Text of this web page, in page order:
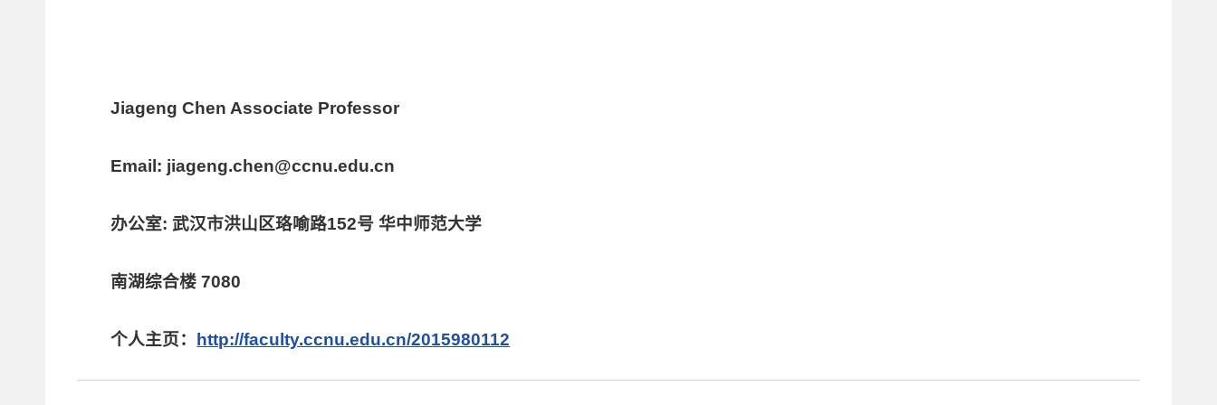
Jiageng Chen Associate Professor
Email: jiageng.chen@ccnu.edu.cn
办公室: 武汉市洪山区珞喻路152号 华中师范大学
南湖综合楼 7080
个人主页： http://faculty.ccnu.edu.cn/2015980112